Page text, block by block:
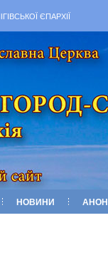
ЄПАРХІЇ
НОВИНИ